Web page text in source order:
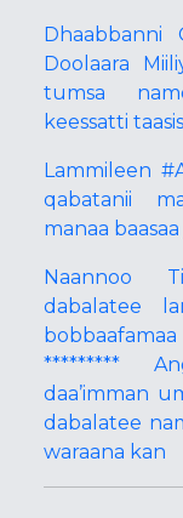
Dhaabbanni
Doolaara
tumsa
keessatti
Lammileen
qabatanii
manaa
Naannoo
dabalatee
*********
daa’imman
dabalatee
waraana kan